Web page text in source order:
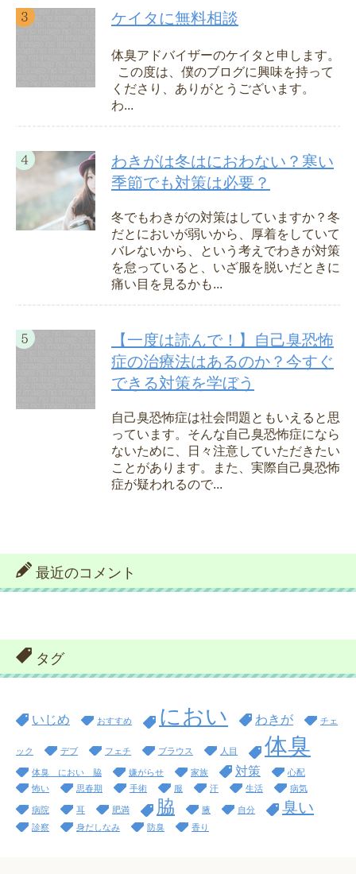
ケイタに無料相談
体臭アドバイザーのケイタと申します。
この度は、僕のブログに興味を持って
くださり、ありがとうございます。
わ...
わきがは冬はにおわない？寒い
季節でも対策は必要？
冬でもわきがの対策はしていますか？冬
だとにおいが弱いから、厚着をしていて
バレないから、という考えでわきが対策
を怠っていると、いざ服を脱いだときに
痛い目を見るかも...
【一度は読んで！】自己臭恐怖
症の治療法はあるのか？今すぐ
できる対策を学ぼう
自己臭恐怖症は社会問題ともいえると思
っています。そんな自己臭恐怖症になら
ないために、日々注意していただきたい
ことがあります。また、実際自己臭恐怖
症が疑われるので...
最近のコメント
タグ
いじめ おすすめ におい わきが チェ
ック デブ フェチ ブラウス 人目 体臭
体臭 におい 脇 嫌がらせ 家族 対策
心配
怖い
思春期 手術 服 汗 生活 病気
病院 耳 肥満 脇 腋 自分 臭い
診察 身だしなみ 防臭 香り